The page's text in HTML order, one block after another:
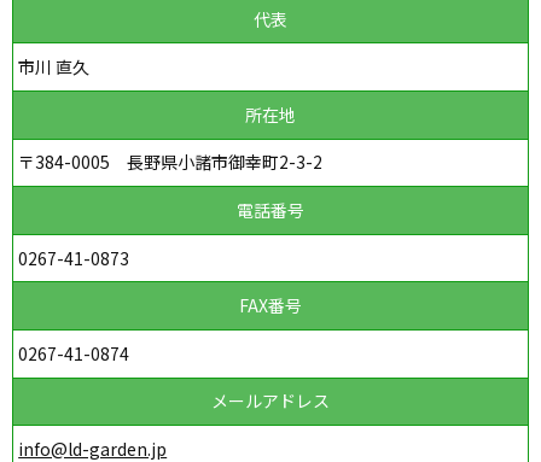
代表
市川 直久
所在地
〒384-0005 長野県小諸市御幸町2-3-2
電話番号
0267-41-0873
FAX番号
0267-41-0874
メールアドレス
info@ld-garden.jp